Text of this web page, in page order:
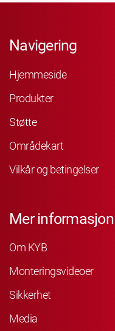
Navigering
Hjemmeside
Produkter
Støtte
Områdekart
Vilkår og betingelser
Mer informasjon
Om KYB
Monteringsvideoer
Sikkerhet
Media